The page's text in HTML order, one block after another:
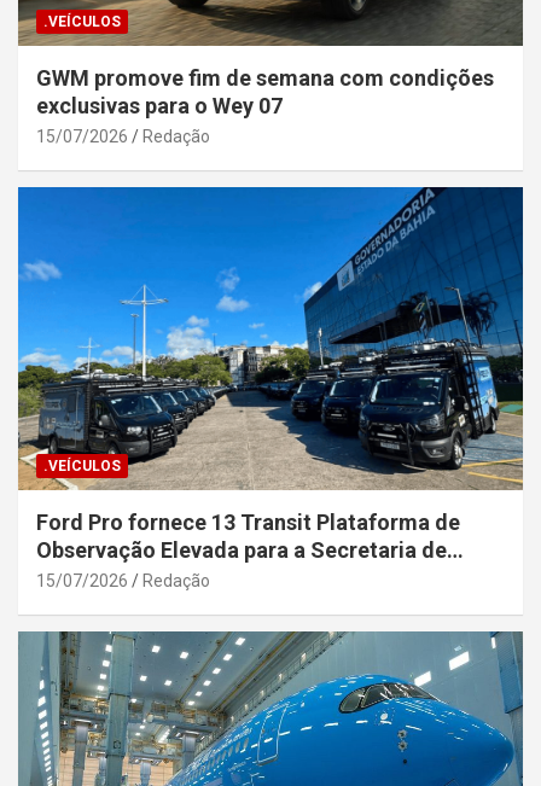
.VEÍCULOS
GWM promove fim de semana com condições
exclusivas para o Wey 07
15/07/2026 Redação
.VEÍCULOS
Ford Pro fornece 13 Transit Plataforma de
Observação Elevada para a Secretaria de
Segurança Pública da Bahia
15/07/2026 Redação